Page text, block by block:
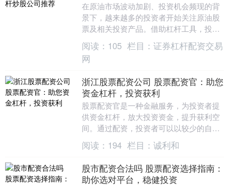
在原油市场波动加剧、投资机会频现的背
景下，越来越多的投资者开始关注原油股
票及相关投资产品。借助杠杆工具，投资
者可以放大收益，但同时也面临着更高的
风险。因此，选择....
阅读： 105 栏目： 证券杠杆配资交易
网
浙江股票配资公司 股票配资官：助您
资金杠杆，投资获利
股票配资官是一种金融服务，为投资者提
供资金杠杆，放大投资资金，提升获利空
间。通过配资，投资者可以以较少的自有
资金撬动更大的资金量，从而增加投资收
益。 对于有经验....
阅读： 194 栏目： 诚利和
股市配资合法吗 股票配资选择指南：
助你选对平台，稳健投资